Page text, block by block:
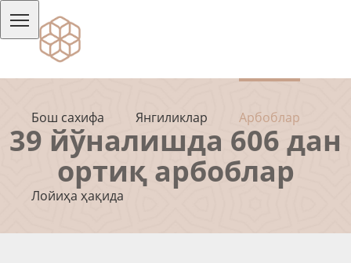
Бош сахифа Янгиликлар Арбоблар
Лойиҳа ҳақида
39 йўналишда 606 дан
ортиқ арбоблар